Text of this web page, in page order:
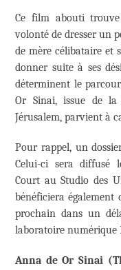
Ce film abouti
volonté de dresser un
de mère célibataire et
donner suite à ses
déterminent le
Or Sinai, issue de
Jérusalem, parvient à
Pour rappel, un
Celui-ci sera diffusé
Court au Studio des
bénéficiera
prochain dans un
laboratoire numérique
Anna de Or Sinai